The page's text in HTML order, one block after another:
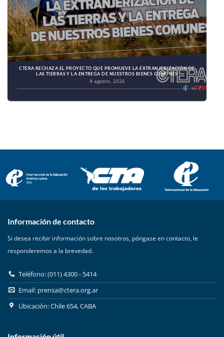
CTERA RECHAZA EL PROYECTO QUE PROMUEVE LA EXTRANJERIZACIÓN DE
LAS TIERRAS Y LA ENTREGA DE NUESTROS BIENES COMUNES
4 agosto, 2026
Información de contacto
Si desea recibir información sobre nosotros, póngase en contacto, le
responderemos a la brevedad.
Teléfono: (011) 4300 - 5414
Email: prensa@ctera.org.ar
Ubicación: Chile 654, CABA